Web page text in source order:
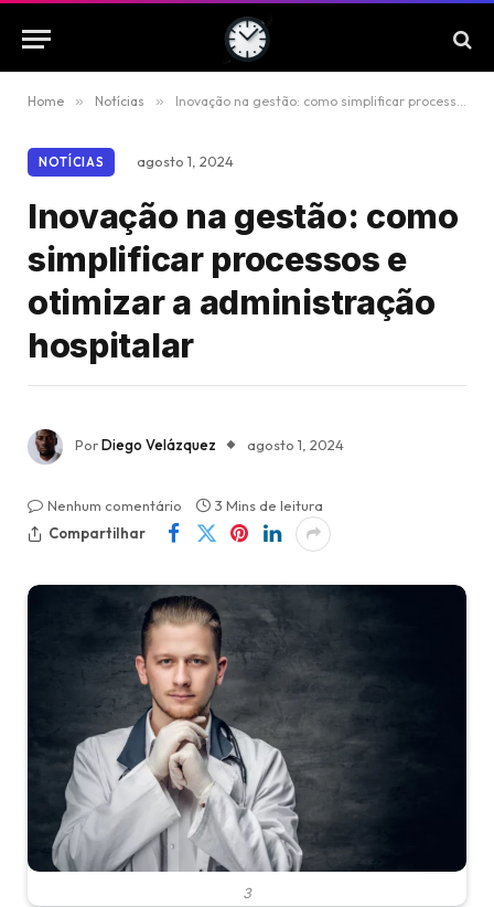
Home » Notícias » Inovação na gestão: como simplificar processos e otimizar a administração hospitalar
NOTÍCIAS agosto 1, 2024
Inovação na gestão: como
simplificar processos e
otimizar a administração
hospitalar
PorDiego Velázquez agosto 1, 2024
Nenhum comentário
3 Mins de leitura
Compartilhar
3